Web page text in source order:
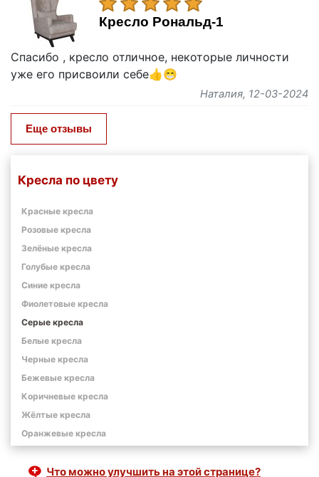
Кресла по цвету
Красные кресла
Розовые кресла
Зелёные кресла
Голубые кресла
Синие кресла
Фиолетовые кресла
Серые кресла
Белые кресла
Черные кресла
Бежевые кресла
Коричневые кресла
Жёлтые кресла
Оранжевые кресла
Кресло Рональд-1
Спасибо , кресло отличное, некоторые личности
уже его присвоили себе👍😁
Наталия, 12-03-2024
Еще отзывы
Что можно улучшить на этой странице?